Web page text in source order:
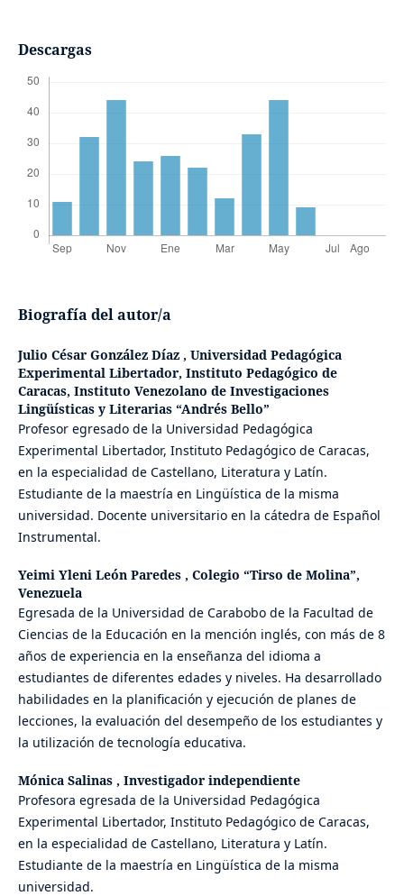
Descargas
Biografía del autor/a
Julio César González Díaz , Universidad Pedagógica
Experimental Libertador, Instituto Pedagógico de
Caracas, Instituto Venezolano de Investigaciones
Lingüísticas y Literarias “Andrés Bello”
Profesor egresado de la Universidad Pedagógica
Experimental Libertador, Instituto Pedagógico de Caracas,
en la especialidad de Castellano, Literatura y Latín.
Estudiante de la maestría en Lingüística de la misma
universidad. Docente universitario en la cátedra de Español
Instrumental.
Yeimi Yleni León Paredes , Colegio “Tirso de Molina”,
Venezuela
Egresada de la Universidad de Carabobo de la Facultad de
Ciencias de la Educación en la mención inglés, con más de 8
años de experiencia en la enseñanza del idioma a
estudiantes de diferentes edades y niveles. Ha desarrollado
habilidades en la planificación y ejecución de planes de
lecciones, la evaluación del desempeño de los estudiantes y
la utilización de tecnología educativa.
Mónica Salinas , Investigador independiente
Profesora egresada de la Universidad Pedagógica
Experimental Libertador, Instituto Pedagógico de Caracas,
en la especialidad de Castellano, Literatura y Latín.
Estudiante de la maestría en Lingüística de la misma
universidad.